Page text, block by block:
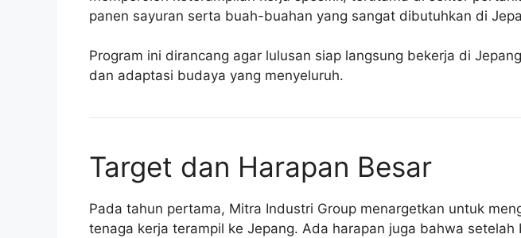
panen sayuran serta buah-buahan yang sangat dibutuhkan di
Program ini dirancang agar lulusan siap langsung bekerja di
dan adaptasi budaya yang menyeluruh.
Target dan Harapan Besar
Pada tahun pertama, Mitra Industri Group menargetkan untuk
tenaga kerja terampil ke Jepang. Ada harapan juga bahwa setelah